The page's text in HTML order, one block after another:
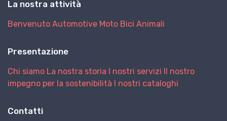
La nostra attività
Benvenuto Automotive Moto Bici Animali
Presentazione
Chi siamo La nostra storia I nostri servizi Il nostro
impegno per la sostenibilità I nostri cataloghi
Contatti